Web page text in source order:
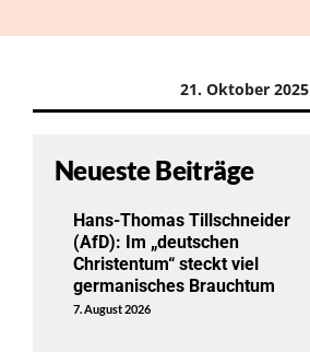
21. Oktober 2025
Neueste Beiträge
Hans-Thomas Tillschneider
(AfD): Im „deutschen
Christentum“ steckt viel
germanisches Brauchtum
7. August 2026